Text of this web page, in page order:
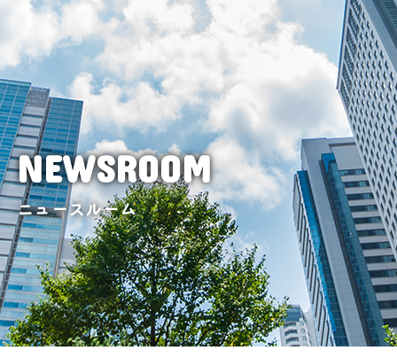
NEWSROOM
ニュースルーム